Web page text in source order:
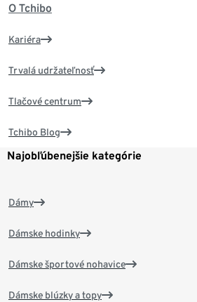
O Tchibo
Kariéra
Trvalá udržateľnosť
Tlačové centrum
Tchibo Blog
Najobľúbenejšie kategórie
Dámy
Dámske hodinky
Dámske športové nohavice
Dámske blúzky a topy